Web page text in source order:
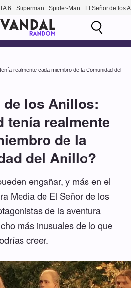
6 Superman Spider-Man El Señor de los
realmente cada miembro de la Comunidad del
de los Anillos:
tenía realmente
de la
del Anillo?
engañar, y más en el
Media de El Señor de los
de la aventura
más inusuales de lo que
creer.